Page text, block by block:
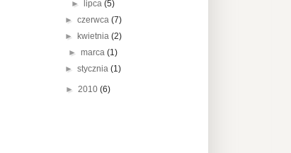
►
lipca(5)
► czerwca (7)
►
kwietnia (2)
►marca(1)
►stycznia(1)
► 2010 (6)